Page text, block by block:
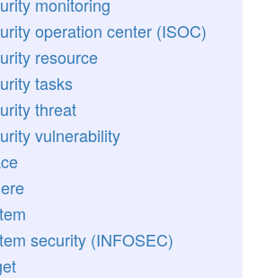
operation center (ISOC)
resource
tasks
threat
vulnerability
security (INFOSEC)